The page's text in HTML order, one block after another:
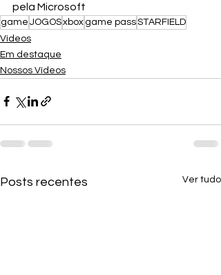
pela Microsoft
game JOGOSxbox game passSTARFIELD
Vídeos
Em destaque
Nossos Vídeos
Posts recentes Ver tudo